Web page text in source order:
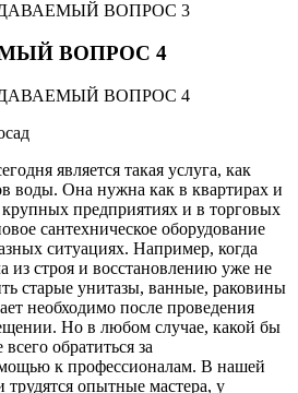
ВОПРОС 3
ВОПРОС 4
ВОПРОС 4
является такая услуга, как
воды. Она нужна как в квартирах и
предприятиях и в торговых
сантехническое оборудование
ситуациях. Например, когда
из строя и восстановлению уже не
старые унитазы, ванные, раковины
необходимо после проведения
Но в любом случае, какой бы
обратиться за
к профессионалам. В нашей
опытные мастера, у